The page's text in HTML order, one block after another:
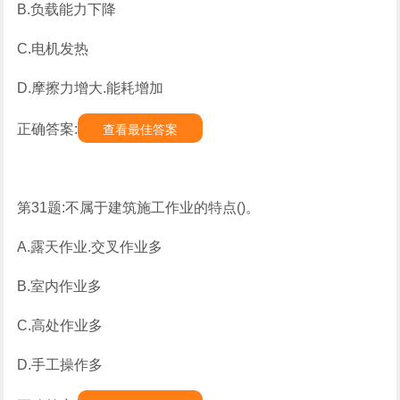
B.负载能力下降
C.电机发热
D.摩擦力增大.能耗增加
正确答案: 查看最佳答案
第31题:不属于建筑施工作业的特点()。
A.露天作业.交叉作业多
B.室内作业多
C.高处作业多
D.手工操作多